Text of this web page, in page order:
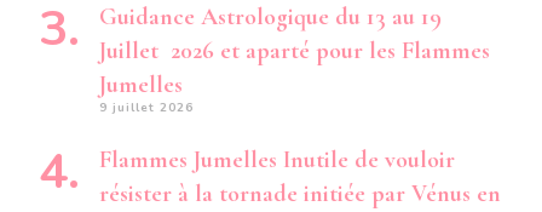
Guidance Astrologique du 13 au 19
Juillet 2026 et aparté pour les Flammes
Jumelles
9 juillet 2026
Flammes Jumelles Inutile de vouloir
résister à la tornade initiée par Vénus en